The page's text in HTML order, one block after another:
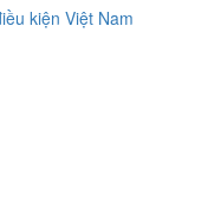
kiện Việt Nam